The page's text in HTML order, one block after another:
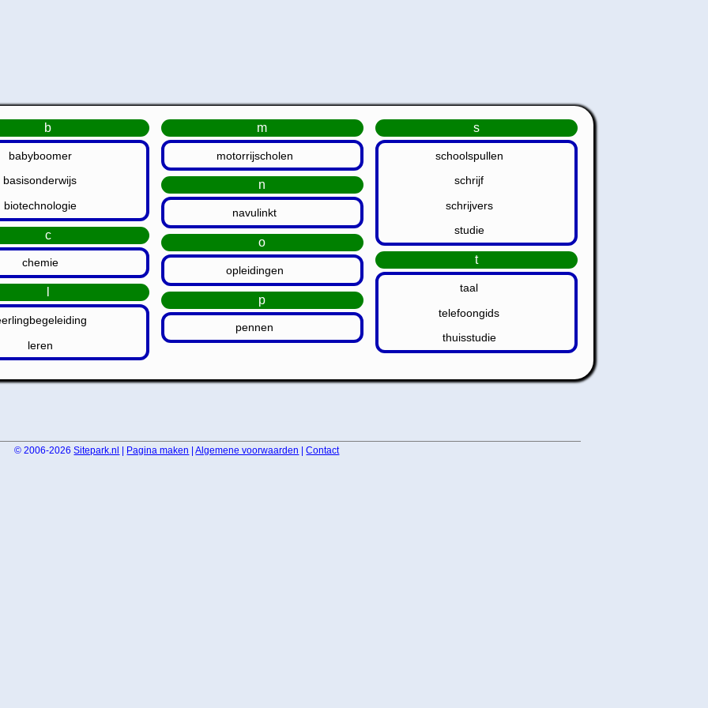
b
babyboomer
basisonderwijs
biotechnologie
c
chemie
leren
m
motorrijscholen
n
navulinkt
o
opleidingen
p
pennen
s
schoolspullen
schrijf
schrijvers
studie
t
taal
telefoongids
thuisstudie
© 2006-2026Sitepark.nl Pagina maken |Algemene voorwaarden |Contact